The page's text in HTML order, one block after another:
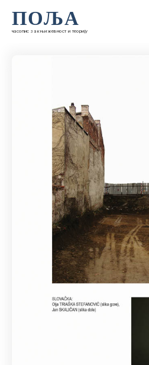
ПОЉА
часопис за књижевност и теорију